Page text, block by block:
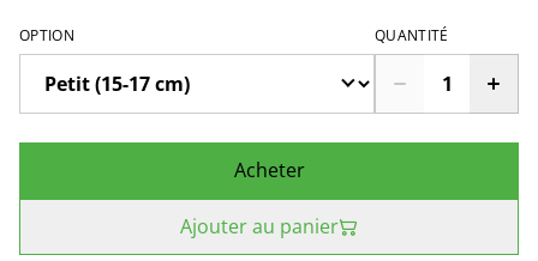
OPTION QUANTITÉ
Acheter
Ajouter au panier